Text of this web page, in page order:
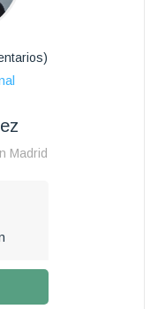
Madrid